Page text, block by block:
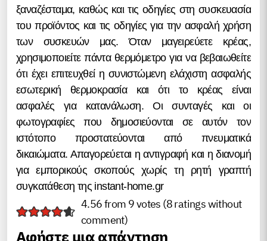
ξαναζέσταμα, καθώς και τις οδηγίες στη συσκευασία
του προϊόντος και τις οδηγίες για την ασφαλή χρήση
των συσκευών μας. Όταν μαγειρεύετε κρέας,
χρησιμοποιείτε πάντα θερμόμετρο για να βεβαιωθείτε
ότι έχει επιτευχθεί η συνιστώμενη ελάχιστη ασφαλής
εσωτερική θερμοκρασία και ότι το κρέας είναι
ασφαλές για κατανάλωση. Οι συνταγές και οι
φωτογραφίες που δημοσιεύονται σε αυτόν τον
ιστότοπο προστατεύονται από πνευματικά
δικαιώματα. Απαγορεύεται η αντιγραφή και η διανομή
για εμπορικούς σκοπούς χωρίς τη ρητή γραπτή
συγκατάθεση της instant-home.gr
4.56 from 9 votes (8 ratings without
comment)
Αφήστε μια απάντηση